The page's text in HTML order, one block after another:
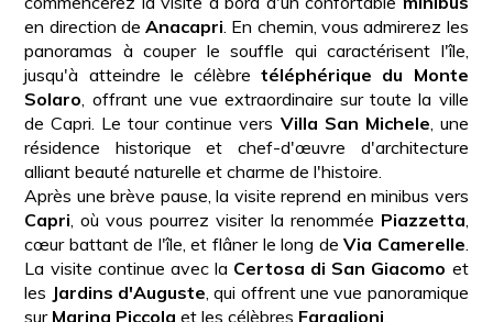
en direction deAnacapri . En chemin, vous admirerez les
panoramas à couper le souffle qui caractérisent l'île,
jusqu'à atteindre le célèbretéléphérique du Monte
Solaro , offrant une vue extraordinaire sur toute la ville
de Capri. Le tour continue vers Villa San Michele , une
résidence historique et chef-d'œuvre d'architecture
alliant beauté naturelle et charme de l'histoire.
Après une brève pause, la visite reprend en minibus vers
Capri , où vous pourrez visiter la renommée Piazzetta
cœur battant de l'île, et flâner le long deVia Camerelle
La visite continue avec la Certosa di San Giacomo et
les Jardins d'Auguste , qui offrent une vue panoramique
sur Marina Piccola et les célèbres Faraglioni